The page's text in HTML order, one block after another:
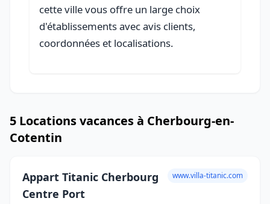
cette ville vous offre un large choix
d'établissements avec avis clients,
coordonnées et localisations.
5 Locations vacances à Cherbourg-en-
Cotentin
Appart Titanic Cherbourg
Centre Port
www.villa-titanic.com